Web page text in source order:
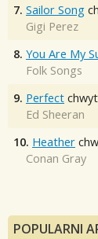
7. Sailor Song
Gigi Perez
8. You Are My
Folk Songs
9. Perfect
Ed Sheeran
10. Heather
Conan Gray
POPULARNI